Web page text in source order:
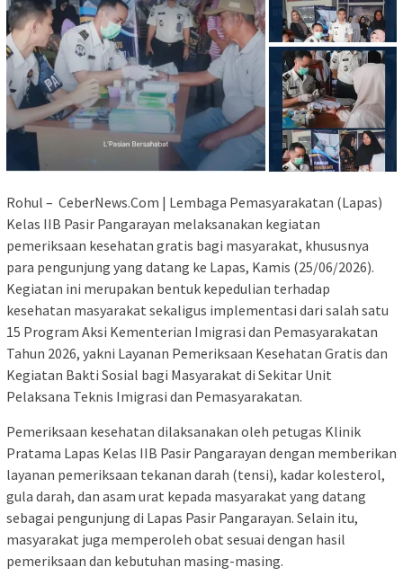
Rohul – CeberNews.Com | Lembaga Pemasyarakatan (Lapas)
Kelas IIB Pasir Pangarayan melaksanakan kegiatan
pemeriksaan kesehatan gratis bagi masyarakat, khususnya
para pengunjung yang datang ke Lapas, Kamis (25/06/2026).
Kegiatan ini merupakan bentuk kepedulian terhadap
kesehatan masyarakat sekaligus implementasi dari salah satu
15 Program Aksi Kementerian Imigrasi dan Pemasyarakatan
Tahun 2026, yakni Layanan Pemeriksaan Kesehatan Gratis dan
Kegiatan Bakti Sosial bagi Masyarakat di Sekitar Unit
Pelaksana Teknis Imigrasi dan Pemasyarakatan.
Pemeriksaan kesehatan dilaksanakan oleh petugas Klinik
Pratama Lapas Kelas IIB Pasir Pangarayan dengan memberikan
layanan pemeriksaan tekanan darah (tensi), kadar kolesterol,
gula darah, dan asam urat kepada masyarakat yang datang
sebagai pengunjung di Lapas Pasir Pangarayan. Selain itu,
masyarakat juga memperoleh obat sesuai dengan hasil
pemeriksaan dan kebutuhan masing-masing.